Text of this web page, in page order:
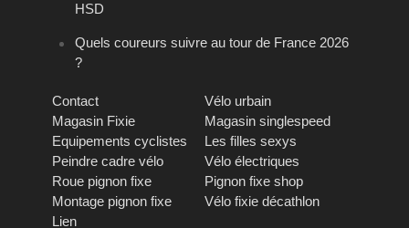
HSD
Quels coureurs suivre au tour de France 2026
?
Contact
Vélo urbain
Magasin Fixie
Magasin singlespeed
Equipements cyclistes
Les filles sexys
Peindre cadre vélo
Vélo électriques
Roue pignon fixe
Pignon fixe shop
Montage pignon fixe
Vélo fixie décathlon
Lien